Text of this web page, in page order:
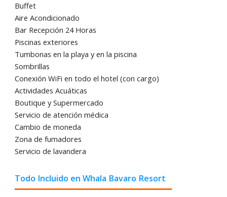
Buffet
Aire Acondicionado
Bar Recepción 24 Horas
Piscinas exteriores
Tumbonas en la playa y en la piscina
Sombrillas
Conexión WiFi en todo el hotel (con cargo)
Actividades Acuáticas
Boutique y Supermercado
Servicio de atención médica
Cambio de moneda
Zona de fumadores
Servicio de lavandera
Todo Incluido en Whala Bavaro Resort